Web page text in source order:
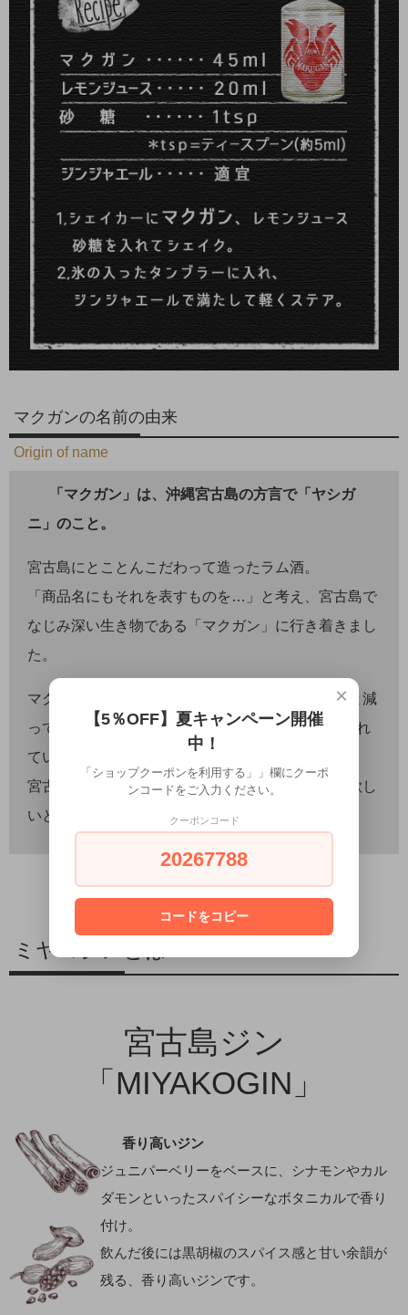
マクガンの名前の由来
Origin of name
「マクガン」は、沖縄宮古島の方言で「ヤシガ
ニ」のこと。
宮古島にとことんこだわって造ったラム酒。
「商品名にもそれを表すものを…」と考え、宮古島で
なじみ深い生き物である「マクガン」に行き着きまし
た。
マクガン、私たちが幼かったころに比べて、随分と減
ってしまいました。現在は、絶滅危惧2類に指定され
ているようです。
宮古島の豊かな自然を大事にしたい、大切にして欲し
いという気持ちも込めています。
ミヤコジンとは
宮古島ジン
「MIYAKOGIN」
香り高いジン
ジュニパーベリーをベースに、シナモンやカル
ダモンといったスパイシーなボタニカルで香り
付け。
飲んだ後には黒胡椒のスパイス感と甘い余韻が
残る、香り高いジンです。
×
【5％OFF】夏キャンペーン開催
中！
「ショップクーポンを利用する」」欄にクーポ
ンコードをご入力ください。
クーポンコード
20267788
コードをコピー